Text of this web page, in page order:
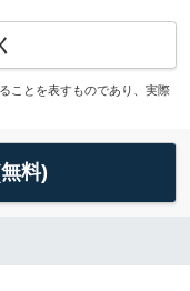
ことを表すものであり、実際
料)